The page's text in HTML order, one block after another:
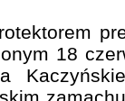
18